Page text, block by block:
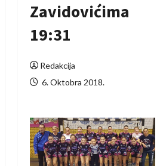
Zavidovićima
19:31
Redakcija
6. Oktobra 2018.